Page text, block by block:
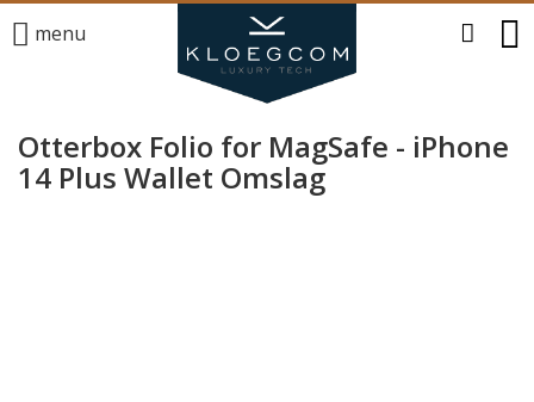
menu
Otterbox Folio for MagSafe - iPhone
14 Plus Wallet Omslag